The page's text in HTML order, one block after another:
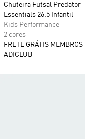
Chuteira Futsal Predator
Essentials 26.5 Infantil
Kids Performance
2 cores
FRETE GRÁTIS MEMBROS
ADICLUB